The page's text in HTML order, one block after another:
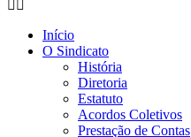
Início
O Sindicato
História
Diretoria
Estatuto
Acordos Coletivos
Prestação de Contas